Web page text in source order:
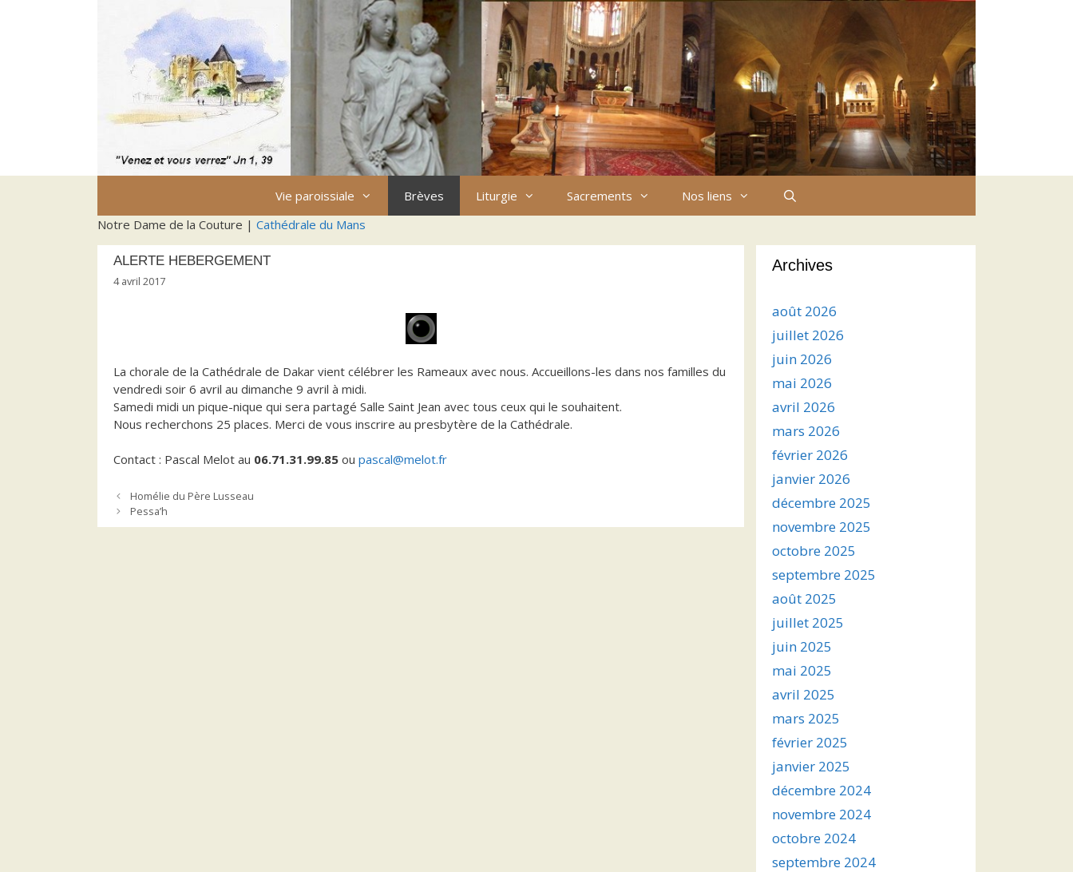
Vie paroissiale Brèves Liturgie Sacrements
Nos liens
Notre Dame de la Couture | Cathédrale du Mans
ALERTE HEBERGEMENT
4 avril 2017
La chorale de la Cathédrale de Dakar vient célébrer les Rameaux avec nous. Accueillons-les dans nos familles du
vendredi soir 6 avril au dimanche 9 avril à midi.
Samedi midi un pique-nique qui sera partagé Salle Saint Jean avec tous ceux qui le souhaitent.
Nous recherchons 25 places. Merci de vous inscrire au presbytère de la Cathédrale.
Contact : Pascal Melot au 06.71.31.99.85 ou pascal@melot.fr
Homélie du Père Lusseau
Pessa’h
Archives
août 2026
juillet 2026
juin 2026
mai 2026
avril 2026
mars 2026
février 2026
janvier 2026
décembre 2025
novembre 2025
octobre 2025
septembre 2025
août 2025
juillet 2025
juin 2025
mai 2025
avril 2025
mars 2025
février 2025
janvier 2025
décembre 2024
novembre 2024
octobre 2024
septembre 2024